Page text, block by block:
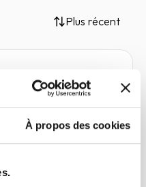
À propos des cookies
Plus récent
de